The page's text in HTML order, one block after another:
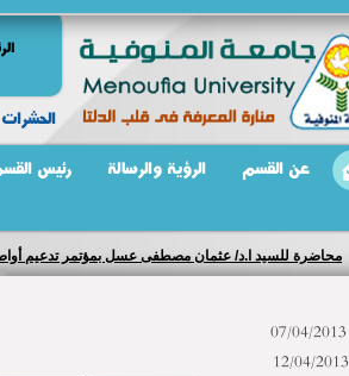
عن القسم
الرؤية والرسالة رئيس
كليتى التربية تتتدب السيد ا.د/ مكرم باسيلى لتدريس مقرر
07/04/2013
12/04/2013